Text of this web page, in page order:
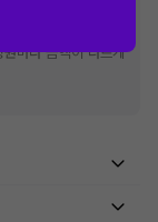
는 급여 진료 기준 가
마다 금액이 다르게